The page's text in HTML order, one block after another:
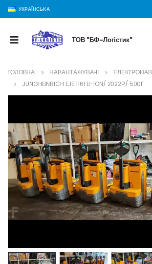
УКРАЇНСЬКА
ТОВ "БФ-Логістик"
ГОЛОВНА НАВАНТАЖУВАЧІ
JUNGHEINRICH EJE 116I LI-ION/ 2022Р/ 500Г